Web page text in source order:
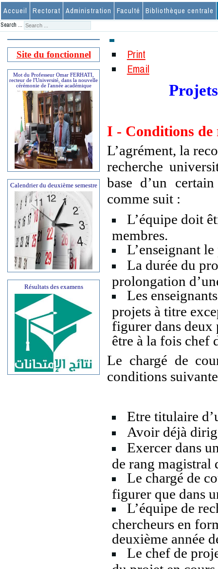
Accueil Rectorat Administration Faculté Bibliothèque centrale
Search ...
Site du fonctionnel
Mot du Professeur Omar FERHATI,
recteur de l'Université, dans la nouvelle
cérémonie de l'année académique
Calendrier du deuxième semestre
Résultats des examens
Print
Email
I - Conditions de
L’agrément, la
recherche
base d’un
comme suit :
L’équipe doit
membres.
L’enseignant
La durée du
prolongation
Les
projets à titre
figurer dans deux
être à la fois chef
Le chargé de
conditions
Etre titulaire
Avoir déjà
Exercer dans
de rang magistral
Le chargé de
figurer que dans
L’équipe de
chercheurs en
deuxième année
Le chef de